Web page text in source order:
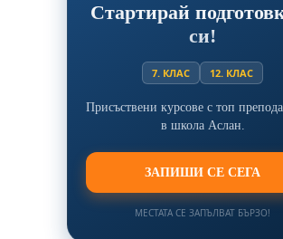
Стартирай
си!
7. КЛАС 12. КЛАС
Присъствени курсове с топ
в школа Аслан.
ЗАПИШИ СЕ СЕГА
МЕСТАТА СЕ ЗАПЪЛВАТ БЪРЗО!